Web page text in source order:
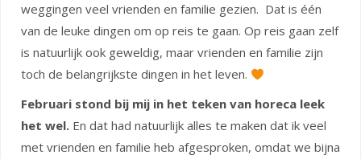
weggingen veel vrienden en familie gezien. Dat is één
van de leuke dingen om op reis te gaan. Op reis gaan zelf
is natuurlijk ook geweldig, maar vrienden en familie zijn
toch de belangrijkste dingen in het leven.
Februari stond bij mij in het teken van horeca leek
het wel. En dat had natuurlijk alles te maken dat ik veel
met vrienden en familie heb afgesproken, omdat we bijna